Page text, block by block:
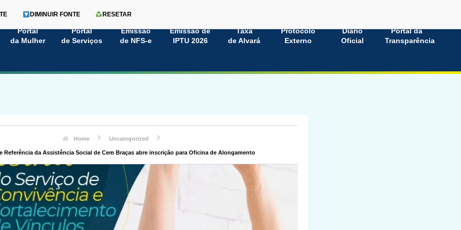
Portal
da Mulher
Portal
de Serviços
Emissão
de NFS-e
Emissão de
IPTU 2026
Taxa
de Alvará
Protocolo
Externo
Diário
Oficial
Portal da
Transparência
DIMINUIR FONTE RESETAR
Home Uncategorized
Referência da Assistência Social de Cem Braças abre inscrição para Oficina de Alongamento